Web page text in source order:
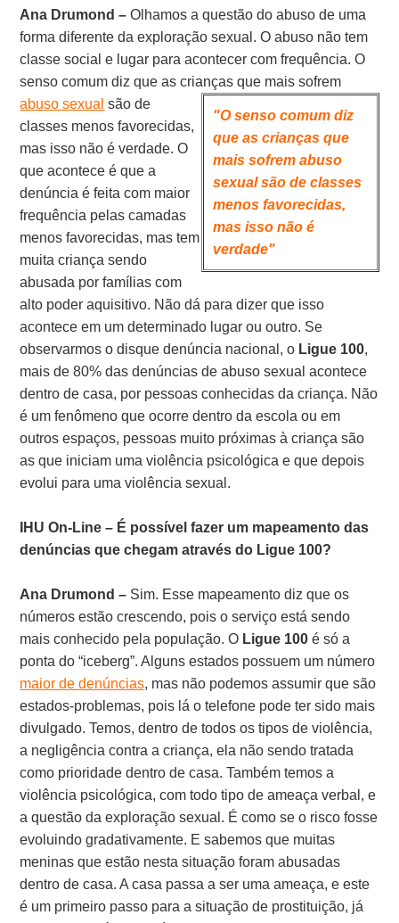
Ana Drumond –Olhamos a questão do abuso de uma
forma diferente da exploração sexual. O abuso não tem
classe social e lugar para acontecer com frequência. O
senso comum diz que as crianças que mais
"O senso comum diz
que as crianças que
mais sofrem abuso
sexual são de classes
menos favorecidas,
mas isso não é
verdade"
sofrem
abuso sexual são de
classes menos favorecidas,
mas isso não é verdade. O
que acontece é que a
denúncia é feita com maior
frequência pelas camadas
menos favorecidas, mas tem
muita criança sendo
abusada por famílias com
alto poder aquisitivo. Não dá para dizer que isso
acontece em um determinado lugar ou outro. Se
observarmos o disque denúncia nacional, o Ligue 100,
mais de 80% das denúncias de abuso sexual acontece
dentro de casa, por pessoas conhecidas da criança. Não
é um fenômeno que ocorre dentro da escola ou em
outros espaços, pessoas muito próximas à criança são
as que iniciam uma violência psicológica e que depois
evolui para uma violência sexual.
IHU On-Line – É possível fazer um mapeamento das
denúncias que chegam através do Ligue 100?
Ana Drumond – Sim. Esse mapeamento diz que os
números estão crescendo, pois o serviço está sendo
mais conhecido pela população. O Ligue 100 é só a
ponta do “iceberg”. Alguns estados possuem um número
maior de denúncias, mas não podemos assumir que são
estados-problemas, pois lá o telefone pode ter sido mais
divulgado. Temos, dentro de todos os tipos de violência,
a negligência contra a criança, ela não sendo tratada
como prioridade dentro de casa. Também temos a
violência psicológica, com todo tipo de ameaça verbal, e
a questão da exploração sexual. É como se o risco fosse
evoluindo gradativamente. E sabemos que muitas
meninas que estão nesta situação foram abusadas
dentro de casa. A casa passa a ser uma ameaça, e este
é um primeiro passo para a situação de prostituição, já